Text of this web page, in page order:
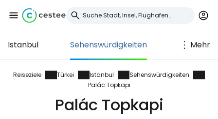
Istanbul Sehenswürdigkeiten Mehr
Reiseziele Türkei Istanbul
Sehenswürdigkeiten
Palác Topkapi
Palác Topkapi
Anmeldung bei
Cestee
... die weltweite Reise-Community